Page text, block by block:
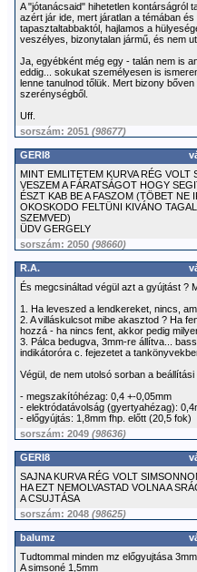
A "jótanácsaid" hihetetlen kontárságról
azért jár ide, mert járatlan a témában
tapasztaltabbaktól, hajlamos a
veszélyes, bizonytalan jármű, és nem
Ja, egyébként még egy - talán nem is
eddig... sokukat személyesen is
lenne tanulnod tőlük. Mert bizony
szerénységből.
Uff.
sorszám: 2051 (98677)
GERI8
MINT EMLITETEM KURVA RÉG
VESZEM A FÁRATSÁGOT HOGY
ÉSZT KAB BE A FASZOM (TÖBET NE
OKOSKODO FELTÜNI KIVÁNO
SZEMVED)
ÜDV GERGELY
sorszám: 2050 (98660)
R.A.
És megcsináltad végül azt a gyújtást ?
1. Ha leveszed a lendkereket, nincs,
2. A villáskulcsot mibe akasztod ? Ha
hozzá - ha nincs fent, akkor pedig
3. Pálca bedugva, 3mm-re állítva...
indikátoróra c. fejezetet a
Végül, de nem utolsó sorban a
- megszakítóhézag: 0,4 +-0,05mm
- elektródatávolság (gyertyahézag):
- előgyújtás: 1,8mm fhp. előtt (20,5 fok)
sorszám: 2049 (98636)
GERI8
SAJNA KURVA RÉG VOLT
HA EZT NEMOLVASTAD VOLNA A
A CSUJTÁSA
sorszám: 2048 (98625)
balumz
Tudtommal minden mz előgyujtása 3mm
A simsoné 1,5mm